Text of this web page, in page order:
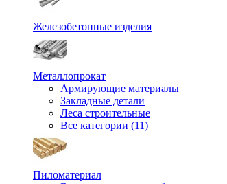
Железобетонные изделия
Металлопрокат
Армирующие материалы
Закладные детали
Леса строительные
Все категории (11)
Пиломатериал